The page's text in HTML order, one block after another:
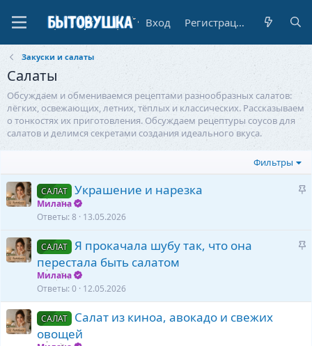
Вход Регистрация
Закуски и салаты
Салаты
Обсуждаем и обмениваемся рецептами разнообразных салатов:
лёгких, освежающих, летних, тёплых и классических. Рассказываем
о тонкостях их приготовления. Обсуждаем рецептуры соусов для
салатов и делимся секретами создания идеального вкуса.
Фильтры
З
е
САЛАТ Украшение и нарезка
Милана
Ответы 8 13.05.2026
З
САЛАТ
Я прокачала шубу так, что она
перестала быть салатом
Милана
Ответы 0 12.05.2026
САЛАТ
Салат из киноа, авокадо и свежих
овощей